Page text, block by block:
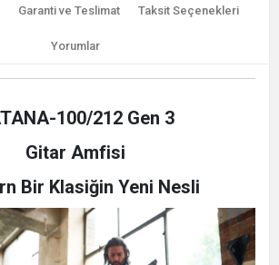
Garanti ve Teslimat Taksit Seçenekleri
Yorumlar
100/212 Gen 3
Gitar Amfisi
Bir Klasiğin Yeni Nesli